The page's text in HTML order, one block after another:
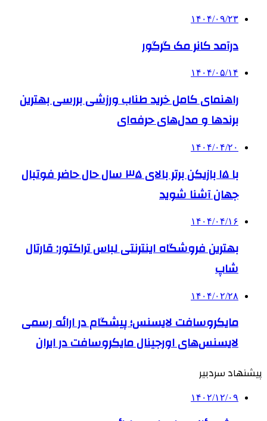
۱۴۰۴/۰۹/۲۳
درآمد کانر مک گرگور
۱۴۰۴/۰۵/۱۴
راهنمای کامل خرید طناب ورزشی بررسی بهترین
برندها و مدل‌های حرفه‌ای
۱۴۰۴/۰۴/۲۰
با ۱۵ بازیکن برتر بالای ۳۵ سال حال حاضر فوتبال
جهان آشنا شوید
۱۴۰۴/۰۴/۱۶
بهترین فروشگاه اینترنتی لباس تراکتور: قارتال
شاپ
۱۴۰۴/۰۲/۲۸
مایکروسافت لایسنس؛ پیشگام در ارائه رسمی
لایسنس‌های اورجینال مایکروسافت در ایران
پیشنهاد سردبیر
۱۴۰۲/۱۲/۰۹